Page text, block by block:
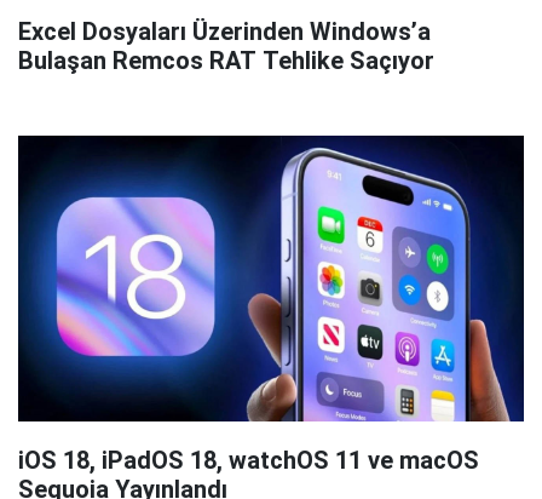
Excel Dosyaları Üzerinden Windows’a
Bulaşan Remcos RAT Tehlike Saçıyor
iOS 18, iPadOS 18, watchOS 11 ve macOS
Sequoia Yayınlandı